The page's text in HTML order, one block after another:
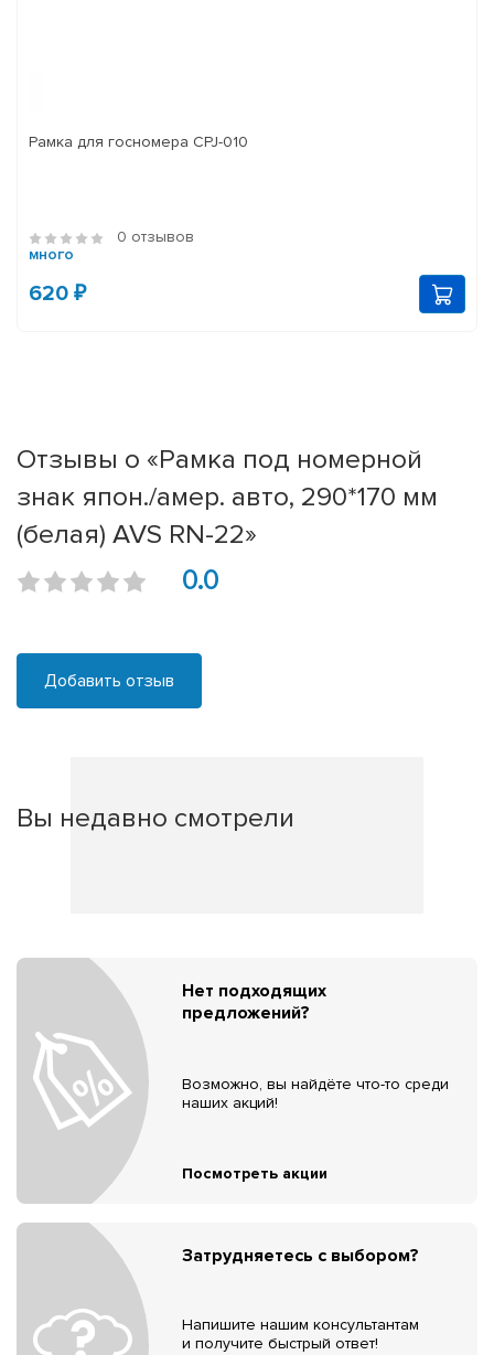
Рамка для госномера CPJ-010
0 отзывов
много
620 ₽
Отзывы о «Рамка под номерной
знак япон./амер. авто, 290*170 мм
(белая) AVS RN-22»
0.0
Добавить отзыв
Вы недавно смотрели
Нет подходящих
предложений?
Возможно, вы найдёте что-то среди
наших акций!
Посмотреть акции
Затрудняетесь с выбором?
Напишите нашим консультантам
и получите быстрый ответ!